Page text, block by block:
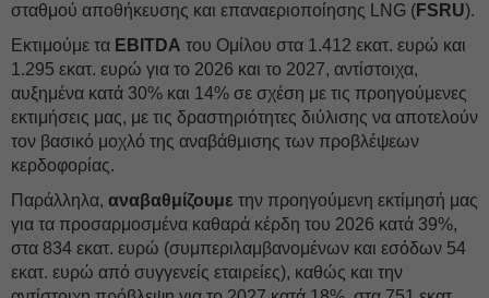
σταθμού αποθήκευσης και επαναεριοποίησης LNG (FSRU).
Εκτιμούμε τα EBITDA του Ομίλου στα 1.412 εκατ. ευρώ και
1.295 εκατ. ευρώ για το 2026 και το 2027, αντίστοιχα,
αυξημένα κατά 30% και 14% σε σχέση με τις προηγούμενες
εκτιμήσεις μας, με τις δραστηριότητες διύλισης να αποτελούν
τον βασικό μοχλό της αναβάθμισης των προβλέψεων
κερδοφορίας.
Παράλληλα, αναβαθμίζουμε την προηγούμενη εκτίμησή μας
για τα προσαρμοσμένα καθαρά κέρδη του 2026 κατά 39%,
στα 834 εκατ. ευρώ (συμπεριλαμβανομένων και εσόδων 54
εκατ. ευρώ από συγγενείς εταιρείες), καθώς και την